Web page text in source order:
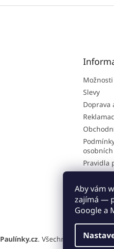
Aby vám
zajímá —
Google a
Slevy
Doprava
Pravidla
Proč
Paulínky.cz. Všechna práva